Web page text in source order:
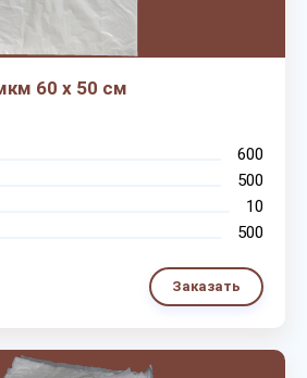
60 х 50 см
600
500
10
500
Заказать